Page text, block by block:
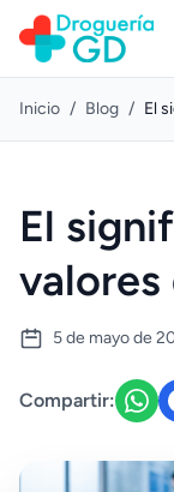
Inicio / Blog / El
El
valores
5 de mayo de
Compartir: